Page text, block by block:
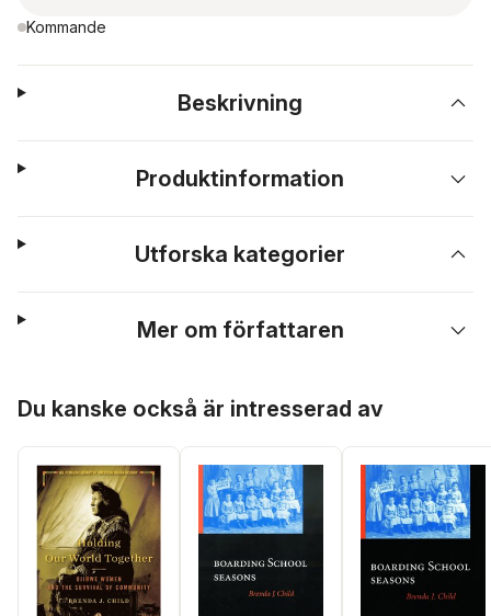
Kommande
Beskrivning
Produktinformation
Utforska kategorier
Mer om författaren
Du kanske också är intresserad av